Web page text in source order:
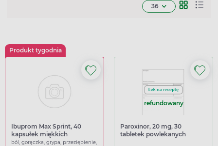
36
Produkt tygodnia
Ibuprom Max Sprint, 40
kapsułek miękkich
ból, gorączka, grypa, przeziębienie,
refundowany
Paroxinor, 20 mg, 30
tabletek powlekanych